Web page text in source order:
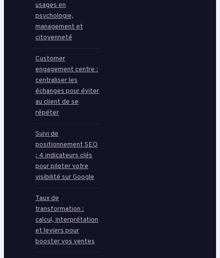
usages en
psychologie,
management et
citoyenneté
Customer
engagement centre :
centraliser les
échanges pour éviter
au client de se
répéter
Suivi de
positionnement SEO
: 4 indicateurs clés
pour piloter votre
visibilité sur Google
Taux de
transformation :
calcul, interprétation
et leviers pour
booster vos ventes